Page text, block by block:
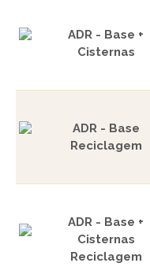
ADR - Base +
Cisternas
ADR - Base
Reciclagem
ADR - Base +
Cisternas
Reciclagem